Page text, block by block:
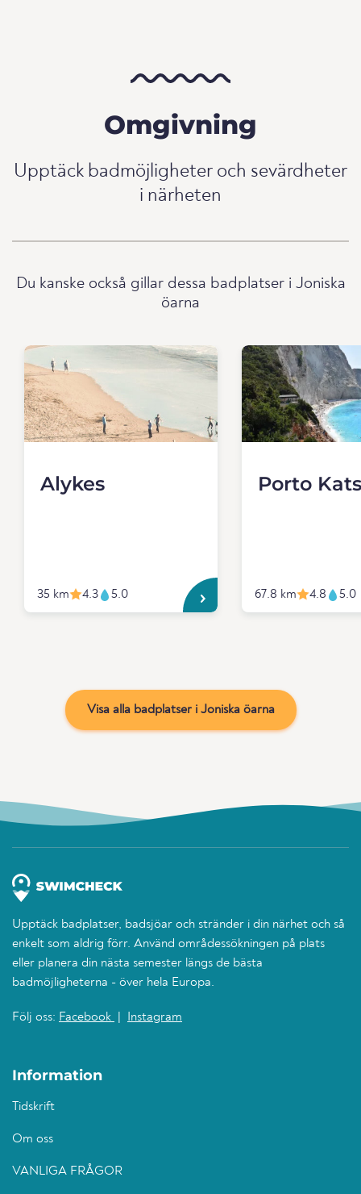
Omgivning
Upptäck badmöjligheter och sevärdheter
i närheten
Du kanske också gillar dessa badplatser i Joniska
öarna
Alykes
35 km 4.3 5.0
Porto
67.8 km 4.8 5.0
Visa alla badplatser i Joniska öarna
Upptäck badplatser, badsjöar och stränder i din närhet och så
enkelt som aldrig förr. Använd områdessökningen på plats
eller planera din nästa semester längs de bästa
badmöjligheterna - över hela Europa.
Följ oss: Facebook Instagram
Information
Tidskrift
Om oss
VANLIGA FRÅGOR